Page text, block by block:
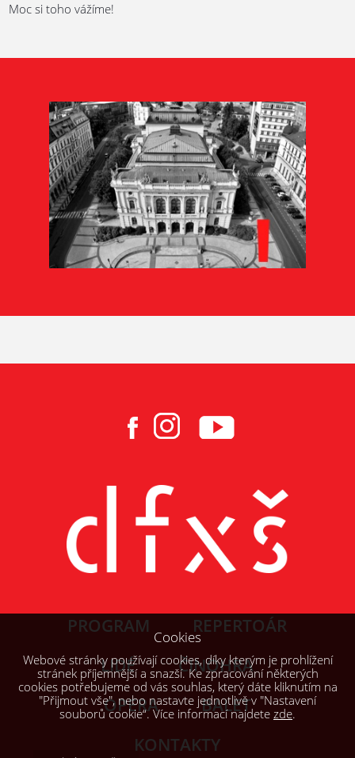
Moc si toho vážíme!
PROGRAM
REPERTOÁR
LIDÉ
ČINOHRA
OPERA
BALET
KONTAKTY
Cookies
Webové stránky používají cookies, díky kterým je prohlížení
stránek příjemnější a snazší. Ke zpracování některých
cookies potřebujeme od vás souhlas, který dáte kliknutím na
"Přijmout vše", nebo nastavte jednotlivě v "Nastavení
souborů cookie“. Více informací najdete zde.